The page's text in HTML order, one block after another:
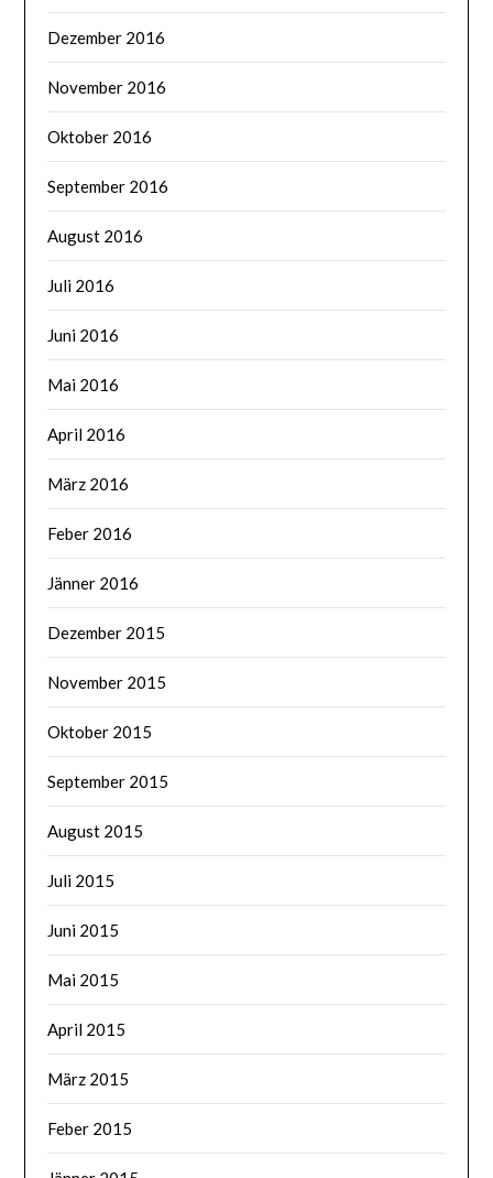
Dezember 2016
November 2016
Oktober 2016
September 2016
August 2016
Juli 2016
Juni 2016
Mai 2016
April 2016
März 2016
Feber 2016
Jänner 2016
Dezember 2015
November 2015
Oktober 2015
September 2015
August 2015
Juli 2015
Juni 2015
Mai 2015
April 2015
März 2015
Feber 2015